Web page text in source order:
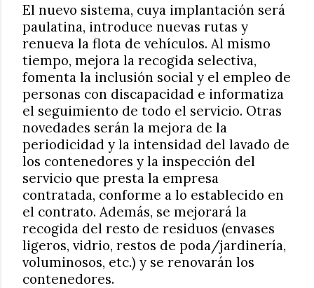
El nuevo sistema, cuya implantación será
paulatina, introduce nuevas rutas y
renueva la flota de vehículos. Al mismo
tiempo, mejora la recogida selectiva,
fomenta la inclusión social y el empleo de
personas con discapacidad e informatiza
el seguimiento de todo el servicio. Otras
novedades serán la mejora de la
periodicidad y la intensidad del lavado de
los contenedores y la inspección del
servicio que presta la empresa
contratada, conforme a lo establecido en
el contrato. Además, se mejorará la
recogida del resto de residuos (envases
ligeros, vidrio, restos de poda/jardinería,
voluminosos, etc.) y se renovarán los
contenedores.